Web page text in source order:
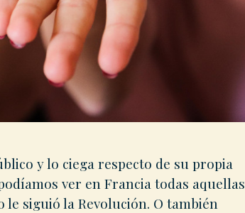
y lo ciega respecto de su propia
ver en Francia todas aquellas
siguió la Revolución. O también